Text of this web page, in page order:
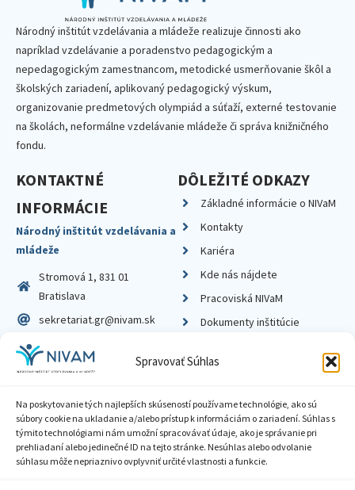
Spravovať Súhlas
Na poskytovanie tých najlepších skúseností používame technológie, ako sú
súbory cookie na ukladanie a/alebo prístup k informáciám o zariadení. Súhlas s
týmito technológiami nám umožní spracovávať údaje, ako je správanie pri
prehliadaní alebo jedinečné ID na tejto stránke. Nesúhlas alebo odvolanie
súhlasu môže nepriaznivo ovplyvniť určité vlastnosti a funkcie.
Národný inštitút vzdelávania a mládeže realizuje činnosti ako
napríklad vzdelávanie a poradenstvo pedagogickým a
nepedagogickým zamestnancom, metodické usmerňovanie škôl a
školských zariadení, aplikovaný pedagogický výskum,
organizovanie predmetových olympiád a súťaží, externé testovanie
na školách, neformálne vzdelávanie mládeže či správa knižničného
fondu.
KONTAKTNÉ
INFORMÁCIE
Národný inštitút vzdelávania a
mládeže
Stromová 1, 831 01
Bratislava
sekretariat.gr@nivam.sk
IČO: 00164348
DIČ: 2020798714
DÔLEŽITÉ ODKAZY
Základné informácie o NIVaM
Kontakty
Kariéra
Kde nás nájdete
Pracoviská NIVaM
Dokumenty inštitúcie
Zásady ochrany súkromia